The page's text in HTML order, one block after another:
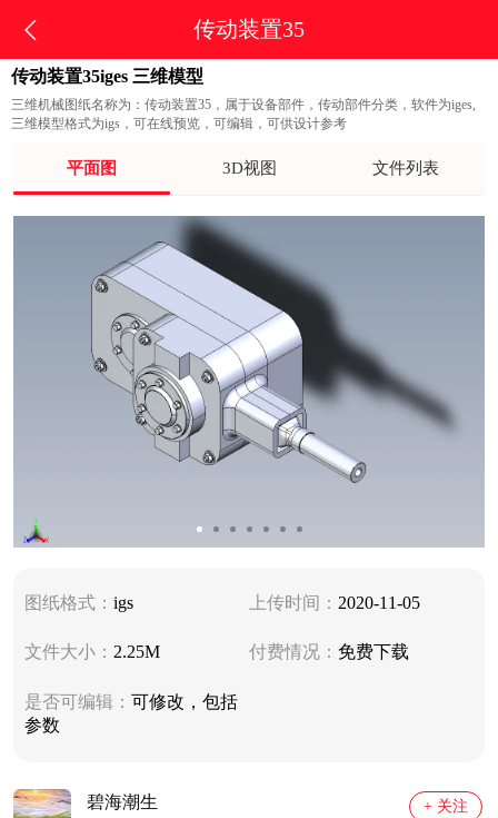
传动装置35
传动装置35iges 三维模型
三维机械图纸名称为：传动装置35，属于设备部件，传动部件分类，软件为iges,
三维模型格式为igs，可在线预览，可编辑，可供设计参考
平面图 3D视图 文件列表
图纸格式： igs 上传时间： 2020-11-05
文件大小： 2.25M 付费情况： 免费下载
是否可编辑： 可修改，包括
参数
碧海潮生 + 关注